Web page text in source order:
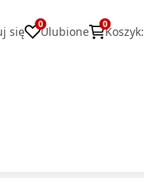
się
0
Ulubione
0
Koszyk: